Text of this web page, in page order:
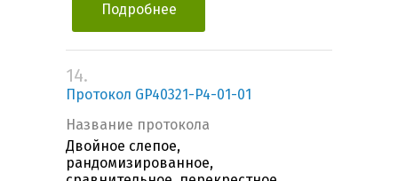
Подробнее
14.
Протокол GP40321-P4-01-01
Название протокола
Двойное слепое,
рандомизированное,